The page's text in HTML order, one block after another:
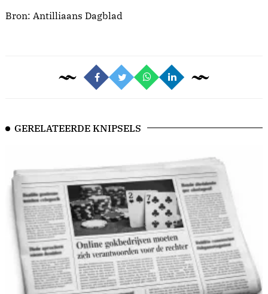
Bron: Antilliaans Dagblad
GERELATEERDE KNIPSELS